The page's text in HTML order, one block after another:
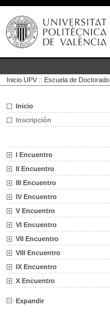
Inicio UPV :: Escuela de Doctorado
Inicio
Inscripción
I Encuentro
II Encuentro
III Encuentro
IV Encuentro
V Encuentro
VI Encuentro
VII Encuentro
VIII Encuentro
IX Encuentro
X Encuentro
Expandir